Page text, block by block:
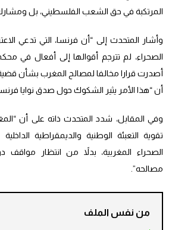
المرتكبة في حق الشعب الفلسطيني، بل
وأشار المتحدث إلى “أن فرنسا، التي تدعي
الصحراء، لم تترجم أقوالها إلى أفعال في
أصدرت قرارا مخالفا لمصالح المغرب بشأن قضية
أن “هذا الأمر يثير الشكوك حول صدق نوايا
وفي المقابل، شدد المتحدث ذاته على أن
تقوية التعبئة الوطنية والديمقراطية
الصحراء المغربية، بدلاً من انتظار
مصالحه”.
من نفس الملف